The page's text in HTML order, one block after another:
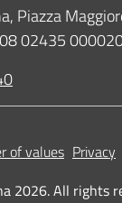
Piazza
02435
of values Privacy
2026. All rights